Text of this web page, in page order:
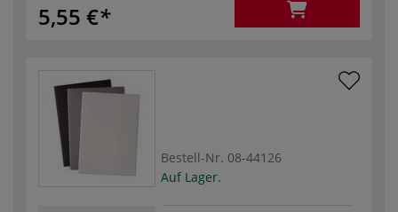
5,55 €
Bestell-Nr. 08-44126
Auf Lager.